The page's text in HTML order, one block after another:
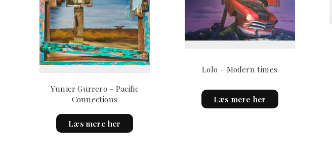
Yunier Gurrero – Pacific
Connections
Læs mere her
Lolo – Modern times
Læs mere her